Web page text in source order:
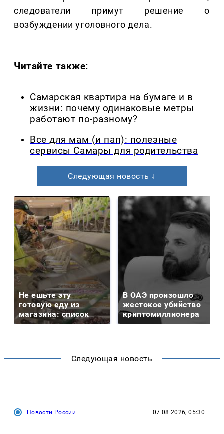
следователи примут решение о
возбуждении уголовного дела.
Читайте также:
Самарская квартира на бумаге и в
жизни: почему одинаковые метры
работают по-разному?
Все для мам (и пап): полезные
сервисы Самары для родительства
Следующая новость ↓
Не ешьте эту
готовую еду из
магазина: список
В ОАЭ произошло
жестокое убийство
криптомиллионера
Следующая новость
Новости России 07.08.2026, 05:30